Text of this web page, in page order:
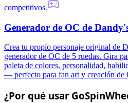
competitivos.
Generador de OC de
Crea tu propio personaje original de
generador de OC de 5 ruedas. Gira
paleta de colores, personalidad,
— perfecto para fan art y creación de
¿Por qué usar